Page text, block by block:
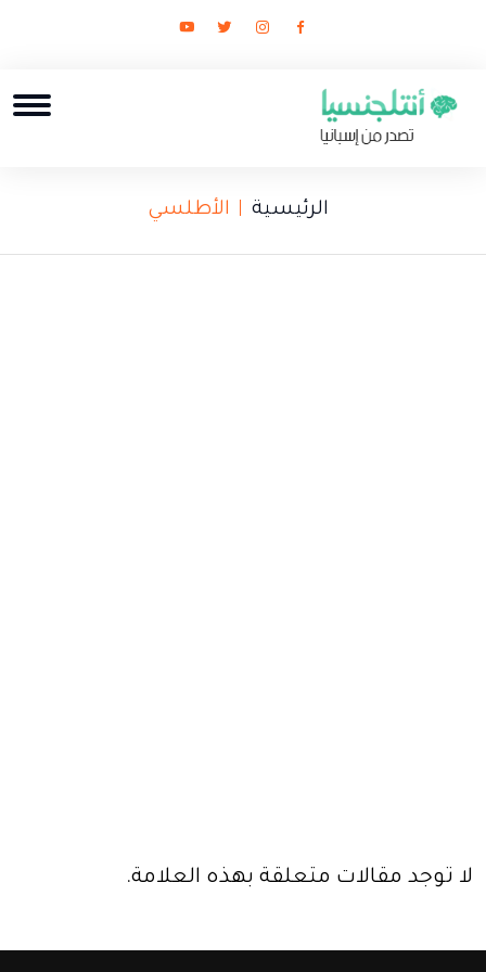
الرئيسية الأطلسي
لا توجد مقالات متعلقة بهذه العلامة.